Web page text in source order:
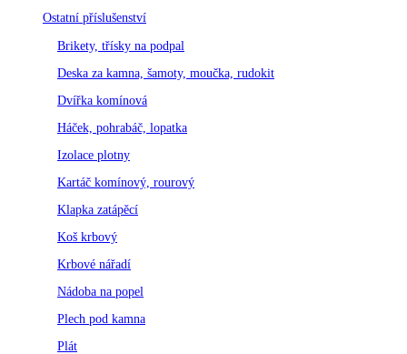
Ostatní příslušenství
Brikety, třísky na podpal
Deska za kamna, šamoty, moučka, rudokit
Dvířka komínová
Háček, pohrabáč, lopatka
Izolace plotny
Kartáč komínový, rourový
Klapka zatápěcí
Koš krbový
Krbové nářadí
Nádoba na popel
Plech pod kamna
Plát